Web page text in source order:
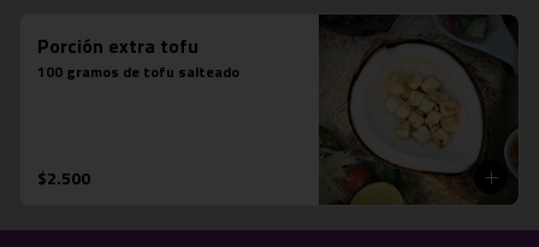
Porción extra tofu
100 gramos de tofu salteado
$2.500